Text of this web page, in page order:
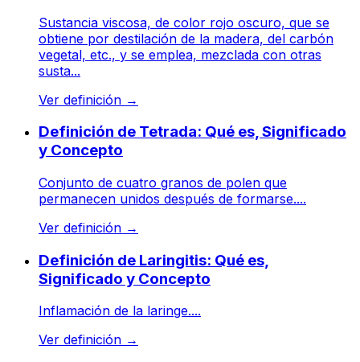
Sustancia viscosa, de color rojo oscuro, que se
obtiene por destilación de la madera, del carbón
vegetal, etc., y se emplea, mezclada con otras
susta...
Ver definición →
Definición de Tetrada: Qué es, Significado
y Concepto
Conjunto de cuatro granos de polen que
permanecen unidos después de formarse....
Ver definición →
Definición de Laringitis: Qué es,
Significado y Concepto
Inflamación de la laringe....
Ver definición →